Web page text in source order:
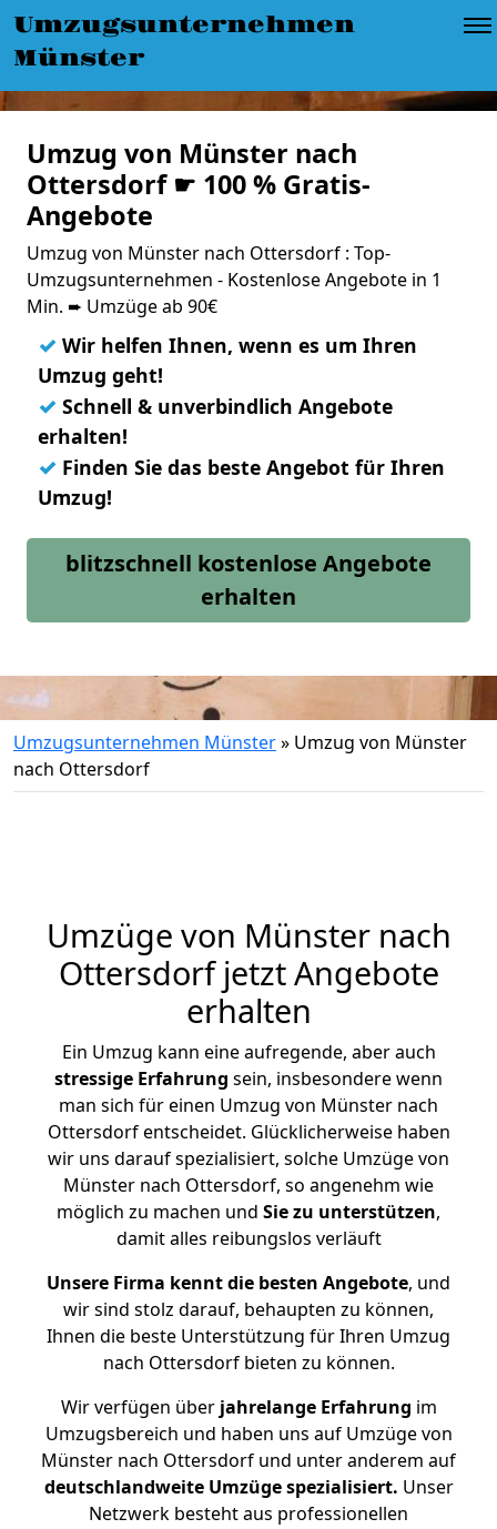
Umzugsunternehmen
Münster
Umzug von Münster nach
Ottersdorf ☛ 100 % Gratis-
Angebote
Umzug von Münster nach Ottersdorf : Top-
Umzugsunternehmen - Kostenlose Angebote in 1
Min. ➨ Umzüge ab 90€
✓ Wir helfen Ihnen, wenn es um Ihren
Umzug geht!
✓ Schnell & unverbindlich Angebote
erhalten!
✓ Finden Sie das beste Angebot für Ihren
Umzug!
blitzschnell kostenlose Angebote
erhalten
Umzugsunternehmen Münster» Umzug von Münster
nach Ottersdorf
Umzüge von Münster nach
Ottersdorf jetzt Angebote
erhalten
Ein Umzug kann eine aufregende, aber auch
stressige Erfahrung sein, insbesondere wenn
man sich für einen Umzug von Münster nach
Ottersdorf entscheidet. Glücklicherweise haben
wir uns darauf spezialisiert, solche Umzüge von
Münster nach Ottersdorf, so angenehm wie
möglich zu machen und Sie zu unterstützen,
damit alles reibungslos verläuft
Unsere Firma kennt die besten Angebote, und
wir sind stolz darauf, behaupten zu können,
Ihnen die beste Unterstützung für Ihren Umzug
nach Ottersdorf bieten zu können.
Wir verfügen überjahrelange Erfahrung im
Umzugsbereich und haben uns auf Umzüge von
Münster nach Ottersdorf und unter anderem auf
deutschlandweite Umzüge spezialisiert. Unser
Netzwerk besteht aus professionellen